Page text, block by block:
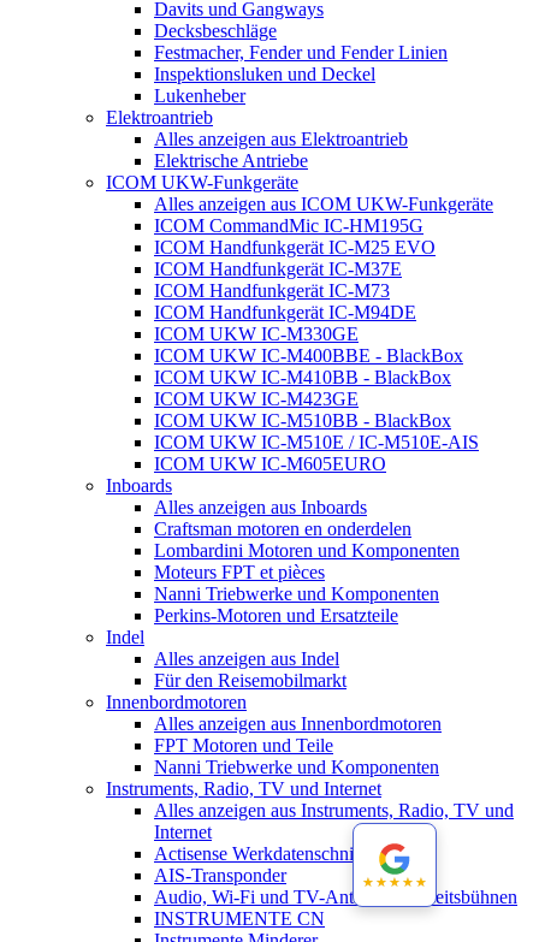
Davits und Gangways
Decksbeschläge
Festmacher, Fender und Fender Linien
Inspektionsluken und Deckel
Lukenheber
Elektroantrieb
Alles anzeigen aus Elektroantrieb
Elektrische Antriebe
ICOM UKW-Funkgeräte
Alles anzeigen aus ICOM UKW-Funkgeräte
ICOM CommandMic IC-HM195G
ICOM Handfunkgerät IC-M25 EVO
ICOM Handfunkgerät IC-M37E
ICOM Handfunkgerät IC-M73
ICOM Handfunkgerät IC-M94DE
ICOM UKW IC-M330GE
ICOM UKW IC-M400BBE - BlackBox
ICOM UKW IC-M410BB - BlackBox
ICOM UKW IC-M423GE
ICOM UKW IC-M510BB - BlackBox
ICOM UKW IC-M510E / IC-M510E-AIS
ICOM UKW IC-M605EURO
Inboards
Alles anzeigen aus Inboards
Craftsman motoren en onderdelen
Lombardini Motoren und Komponenten
Moteurs FPT et pièces
Nanni Triebwerke und Komponenten
Perkins-Motoren und Ersatzteile
Indel
Alles anzeigen aus Indel
Für den Reisemobilmarkt
Innenbordmotoren
Alles anzeigen aus Innenbordmotoren
FPT Motoren und Teile
Nanni Triebwerke und Komponenten
Instruments, Radio, TV und Internet
Alles anzeigen aus Instruments, Radio, TV und
Internet
Actisense Werkdatenschnitt
AIS-Transponder
Audio, Wi-Fi und TV-Antennen-Arbeitsbühnen
INSTRUMENTE CN
★★★★★
★★★★★